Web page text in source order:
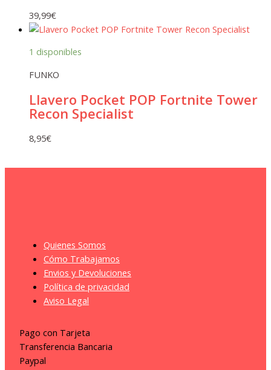
39,99€
1 disponibles
FUNKO
Llavero Pocket POP Fortnite Tower
Recon Specialist
8,95€
Quienes Somos
Cómo Trabajamos
Envios y Devoluciones
Política de privacidad
Aviso Legal
Pago con Tarjeta
Transferencia Bancaria
Paypal